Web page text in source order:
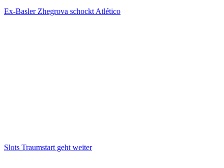
Ex-Basler Zhegrova schockt Atlético
Slots Traumstart geht weiter